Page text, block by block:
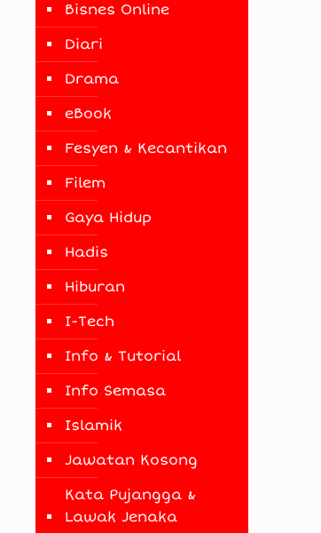
Bisnes Online
Diari
Drama
eBook
Fesyen & Kecantikan
Filem
Gaya Hidup
Hadis
Hiburan
I-Tech
Info & Tutorial
Info Semasa
Islamik
Jawatan Kosong
Kata Pujangga &
Lawak Jenaka